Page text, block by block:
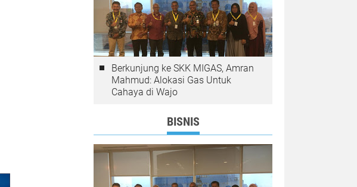
Berkunjung ke SKK MIGAS, Amran
Mahmud: Alokasi Gas Untuk
Cahaya di Wajo
BISNIS